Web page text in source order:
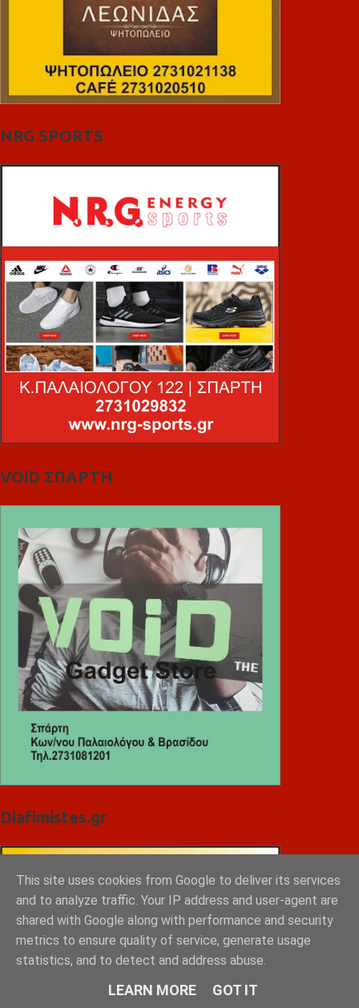
NRG SPORTS
VOiD ΣΠΑΡΤΗ
Diafimistes.gr
This site uses cookies from Google to deliver its services
and to analyze traffic. Your IP address and user-agent are
shared with Google along with performance and security
metrics to ensure quality of service, generate usage
statistics, and to detect and address abuse.
LEARN MORE GOT IT